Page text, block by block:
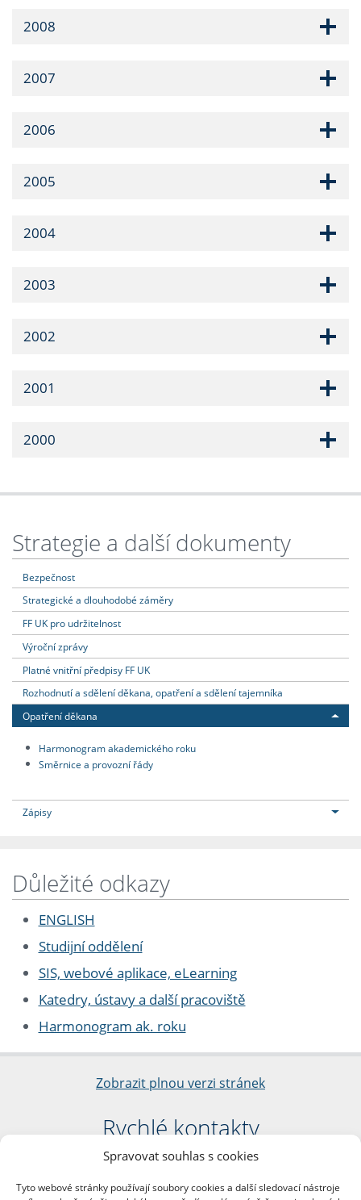
Spravovat souhlas s cookies
Tyto webové stránky používají soubory cookies a další sledovací nástroje
2008
2007
2006
2005
2004
2003
2002
2001
2000
Strategie a další dokumenty
Bezpečnost
Strategické a dlouhodobé záměry
FF UK pro udržitelnost
Výroční zprávy
Platné vnitřní předpisy FF UK
Rozhodnutí a sdělení děkana, opatření a sdělení tajemníka
Opatření děkana
Harmonogram akademického roku
Směrnice a provozní řády
Zápisy
Důležité odkazy
ENGLISH
Studijní oddělení
SIS, webové aplikace, eLearning
Katedry, ústavy a další pracoviště
Harmonogram ak. roku
Zobrazit plnou verzi stránek
Rychlé kontakty
Filozofická fakulta
nám. Jana Palacha 1/2